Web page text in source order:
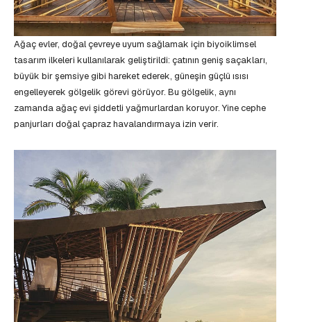
Ağaç evler, doğal çevreye uyum sağlamak için biyoiklimsel
tasarım ilkeleri kullanılarak geliştirildi: çatının geniş saçakları,
büyük bir şemsiye gibi hareket ederek, güneşin güçlü ısısı
engelleyerek gölgelik görevi görüyor. Bu gölgelik, aynı
zamanda ağaç evi şiddetli yağmurlardan koruyor. Yine cephe
panjurları doğal çapraz havalandırmaya izin verir.